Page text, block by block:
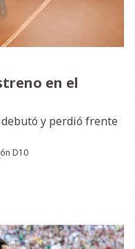
en el
y perdió frente
D10